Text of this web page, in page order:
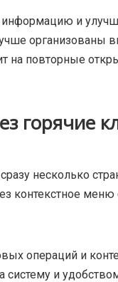
информацию и
организованы
на повторные
горячие
несколько
контекстное
операций и
систему и